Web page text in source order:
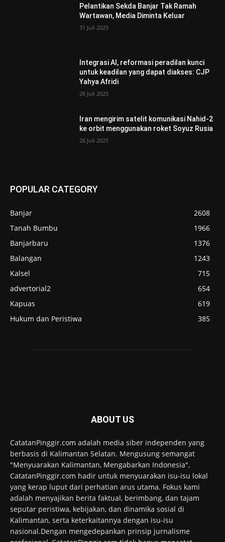
Pelantikan Sekda Banjar Tak Ramah
Wartawan, Media Diminta Keluar
31 Juli 2025
Integrasi AI, reformasi peradilan kunci
untuk keadilan yang dapat diakses: CJP
Yahya Afridi
26 Juli 2025
Iran mengirim satelit komunikasi Nahid-2
ke orbit menggunakan roket Soyuz Rusia
26 Juli 2025
POPULAR CATEGORY
Banjar
2608
Tanah Bumbu
1966
Banjarbaru
1376
Balangan
1243
Kalsel
715
advertorial2
654
Kapuas
619
Hukum dan Peristiwa
385
ABOUT US
CatatanPinggir.com adalah media siber independen yang
berbasis di Kalimantan Selatan. Mengusung semangat
"Menyuarakan Kalimantan, Mengabarkan Indonesia",
CatatanPinggir.com hadir untuk menyuarakan isu-isu lokal
yang kerap luput dari perhatian arus utama. Fokus kami
adalah menyajikan berita faktual, berimbang, dan tajam
seputar peristiwa, kebijakan, dan dinamika sosial di
Kalimantan, serta keterkaitannya dengan isu-isu
nasional.Dengan mengedepankan prinsip jurnalisme